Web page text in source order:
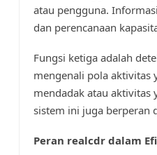
atau pengguna.
dan perencanaan
Fungsi ketiga adalah
mengenali pola aktivitas
mendadak atau aktivitas
sistem ini juga berperan
Peran realcdr dalam